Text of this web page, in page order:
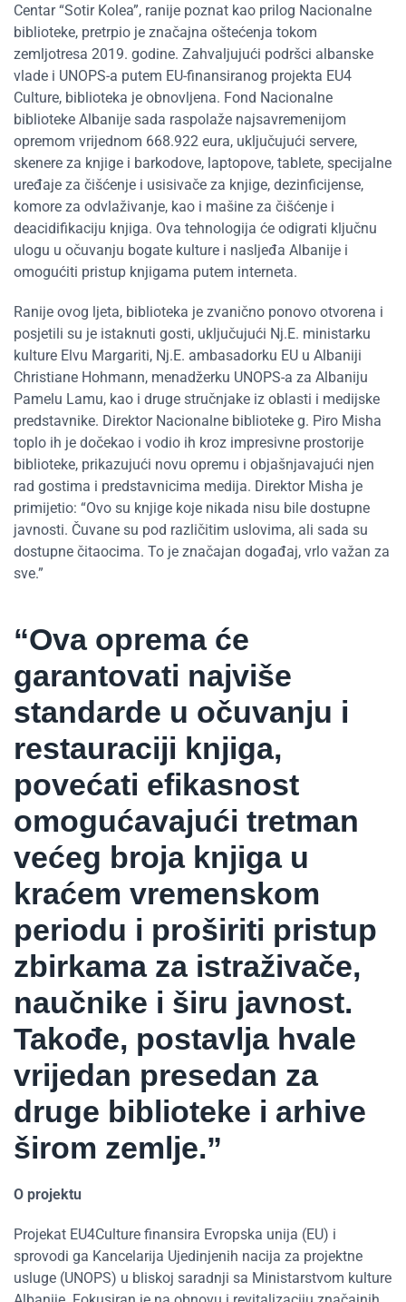
Centar “Sotir Kolea”, ranije poznat kao prilog Nacionalne
biblioteke, pretrpio je značajna oštećenja tokom
zemljotresa 2019. godine. Zahvaljujući podršci albanske
vlade i UNOPS-a putem EU-finansiranog projekta EU4
Culture, biblioteka je obnovljena. Fond Nacionalne
biblioteke Albanije sada raspolaže najsavremenijom
opremom vrijednom 668.922 eura, uključujući servere,
skenere za knjige i barkodove, laptopove, tablete, specijalne
uređaje za čišćenje i usisivače za knjige, dezinficijense,
komore za odvlaživanje, kao i mašine za čišćenje i
deacidifikaciju knjiga. Ova tehnologija će odigrati ključnu
ulogu u očuvanju bogate kulture i nasljeđa Albanije i
omogućiti pristup knjigama putem interneta.
Ranije ovog ljeta, biblioteka je zvanično ponovo otvorena i
posjetili su je istaknuti gosti, uključujući Nj.E. ministarku
kulture Elvu Margariti, Nj.E. ambasadorku EU u Albaniji
Christiane Hohmann, menadžerku UNOPS-a za Albaniju
Pamelu Lamu, kao i druge stručnjake iz oblasti i medijske
predstavnike. Direktor Nacionalne biblioteke g. Piro Misha
toplo ih je dočekao i vodio ih kroz impresivne prostorije
biblioteke, prikazujući novu opremu i objašnjavajući njen
rad gostima i predstavnicima medija. Direktor Misha je
primijetio: “Ovo su knjige koje nikada nisu bile dostupne
javnosti. Čuvane su pod različitim uslovima, ali sada su
dostupne čitaocima. To je značajan događaj, vrlo važan za
sve.”
“Ova oprema će
garantovati najviše
standarde u očuvanju i
restauraciji knjiga,
povećati efikasnost
omogućavajući tretman
većeg broja knjiga u
kraćem vremenskom
periodu i proširiti pristup
zbirkama za istraživače,
naučnike i širu javnost.
Takođe, postavlja hvale
vrijedan presedan za
druge biblioteke i arhive
širom zemlje.”
O projektu
Projekat EU4Culture finansira Evropska unija (EU) i
sprovodi ga Kancelarija Ujedinjenih nacija za projektne
usluge (UNOPS) u bliskoj saradnji sa Ministarstvom kulture